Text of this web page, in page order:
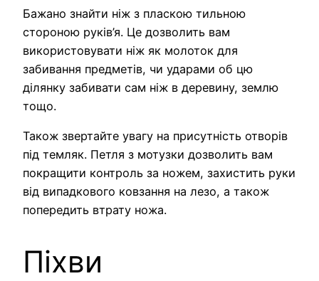
Бажано знайти ніж з пласкою тильною
стороною руків’я. Це дозволить вам
використовувати ніж як молоток для
забивання предметів, чи ударами об цю
ділянку забивати сам ніж в деревину, землю
тощо.
Також звертайте увагу на присутність отворів
під темляк. Петля з мотузки дозволить вам
покращити контроль за ножем, захистить руки
від випадкового ковзання на лезо, а також
попередить втрату ножа.
Піхви